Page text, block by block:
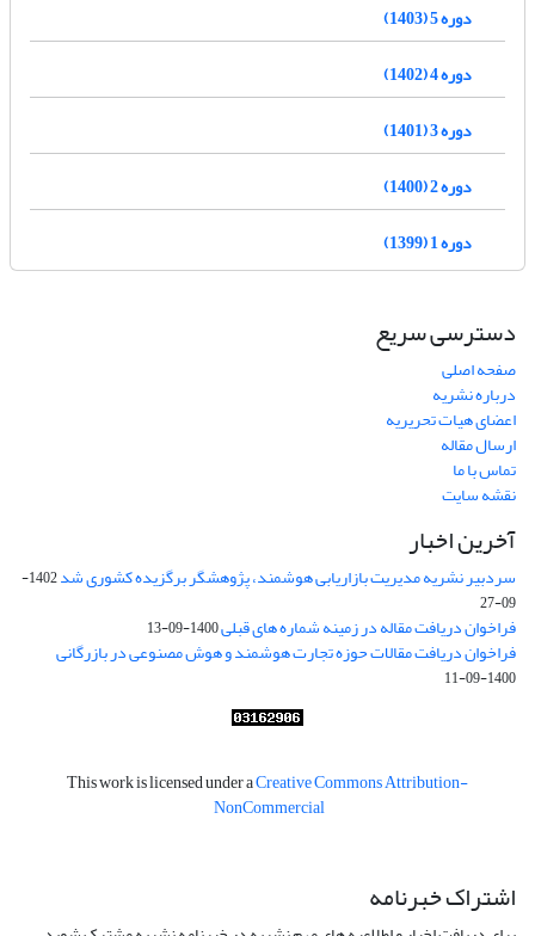
دوره 5 (1403)
دوره 4 (1402)
دوره 3 (1401)
دوره 2 (1400)
دوره 1 (1399)
دسترسی سریع
صفحه اصلی
درباره نشریه
اعضای هیات تحریریه
ارسال مقاله
تماس با ما
نقشه سایت
آخرین اخبار
سردبیر نشریه مدیریت بازاریابی هوشمند، پژوهشگر برگزیده کشوری شد
1402-
09-27
فراخوان دریافت مقاله در زمینه شماره های قبلی1400-09-13
فراخوان دریافت مقالات حوزه تجارت هوشمند و هوش مصنوعی در بازرگانی
1400-09-11
This work is licensed under aCreative Commons Attribution-
NonCommercial
اشتراک خبرنامه